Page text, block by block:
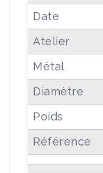
Date
Atelier
Métal
Diamètre
Poids
Référence